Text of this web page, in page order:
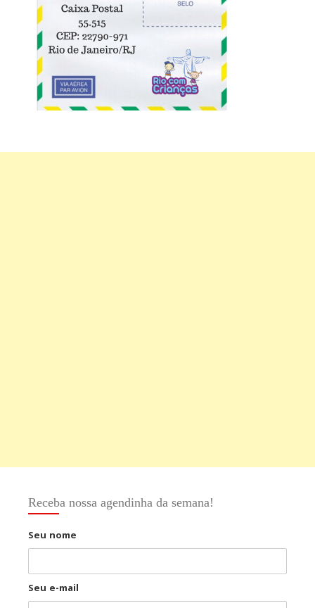
Receba nossa agendinha da semana!
Seu nome
Seu e-mail